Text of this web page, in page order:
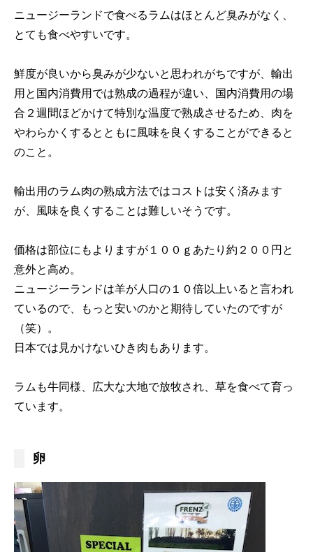
ニュージーランドで食べるラムはほとんど臭みがなく、
とても食べやすいです。
鮮度が良いから臭みが少ないと思われがちですが、輸出
用と国内消費用では熟成の過程が違い、国内消費用の場
合２週間ほどかけて特別な温度で熟成させるため、肉を
やわらかくするとともに風味を良くすることができると
のこと。
輸出用のラム肉の熟成方法ではコストは安く済みます
が、風味を良くすることは難しいそうです。
価格は部位にもよりますが１００ｇあたり約２００円と
意外と高め。
ニュージーランドは羊が人口の１０倍以上いると言われ
ているので、もっと安いのかと期待していたのですが
（笑）。
日本では見かけないひき肉もあります。
ラムも牛同様、広大な大地で放牧され、草を食べて育っ
ています。
卵